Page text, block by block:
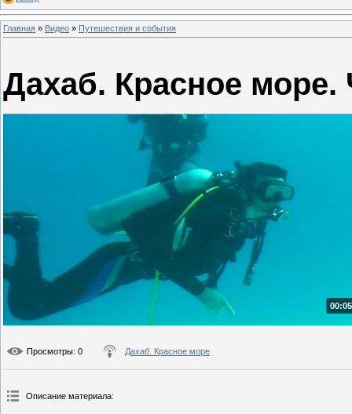
Главная » Видео » Путешествия и события
Дахаб. Красное море.
Просмотры: 0 Дахаб. Красное море
Описание материала: